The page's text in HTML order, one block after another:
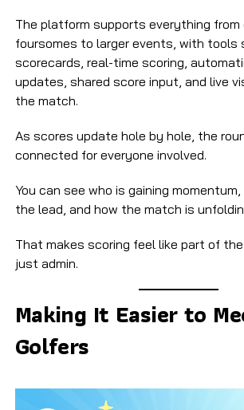
The platform supports everything from
foursomes to larger events, with tools
scorecards, real-time scoring,
updates, shared score input, and live
the match.
As scores update hole by hole, the
connected for everyone involved.
You can see who is gaining
the lead, and how the match is
That makes scoring feel like part of
just admin.
Making It Easier to
Golfers